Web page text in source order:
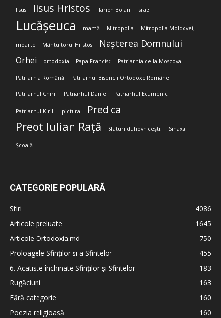
Iisus Iisus Hristos Ilarion Boian Israel
Lucășeuca mamă Mitropolia Mitropolia Moldovei;
moarte Mântuitorul Hristos Nașterea Domnului
Orhei ortodoxia Papa Francisc Patriarhia de la Moscova
Patriarhia Română Patriarhul Bisericii Ortodoxe Române
Patriarhul Chiril Patriarhul Daniel Patriarhul Ecumenic
Patriarhul Kirill pictura Predica
Preot Iulian Rață Sfaturi duhovnicești; Sinaxa
Școală
CATEGORIE POPULARĂ
Stiri
4086
Articole preluate
1645
Articole Ortodoxia.md
750
Proloagele Sfinților și a Sfintelor
455
6. Acatiste închinate Sfinților și Sfintelor
183
Rugăciuni
163
Fără categorie
160
Poezia religioasă
160